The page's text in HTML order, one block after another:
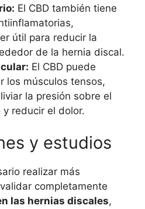
El CBD también tiene
útil para reducir la
de la hernia discal.
El CBD puede
los músculos tensos,
la presión sobre el
reducir el dolor.
y estudios
realizar más
completamente
las hernias discales,